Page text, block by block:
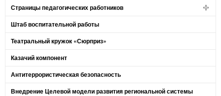
Страницы педагогических работников
Штаб воспитательной работы
Театральный кружок «Сюрприз»
Казачий компонент
Антитеррористическая безопасность
Внедрение Целевой модели развития региональной системы